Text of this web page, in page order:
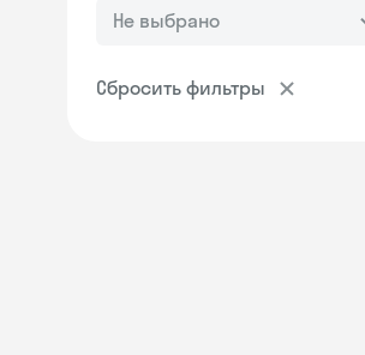
Не выбрано
Сбросить фильтры